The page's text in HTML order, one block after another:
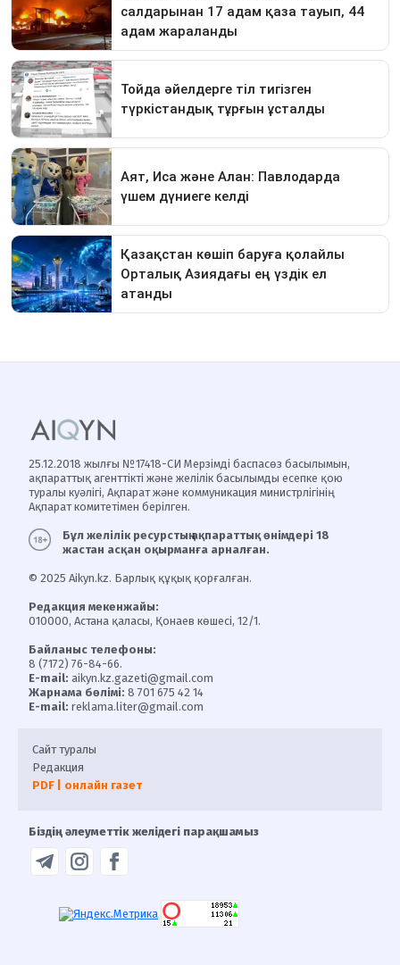
25.12.2018 жылғы №17418-СИ Мерзімді баспасөз басылымын,
ақпараттық агенттікті және желілік басылымды есепке қою
туралы куәлігі, Ақпарат және коммуникация министрлігінің
Ақпарат комитетімен берілген.
Бұл желілік ресурстың ақпараттық өнімдері 18
жастан асқан оқырманға арналған.
© 2025 Aikyn.kz. Барлық құқық қорғалған.
Редакция мекенжайы:
010000, Астана қаласы, Қонаев көшесі, 12/1.
Байланыс телефоны:
8 (7172) 76-84-66.
E-mail: aikyn.kz.gazeti@gmail.com
Жарнама бөлімі: 8 701 675 42 14
E-mail: reklama.liter@gmail.com
Сайт туралы
Редакция
PDF | онлайн газет
Біздің әлеуметтік желідегі парақшамыз